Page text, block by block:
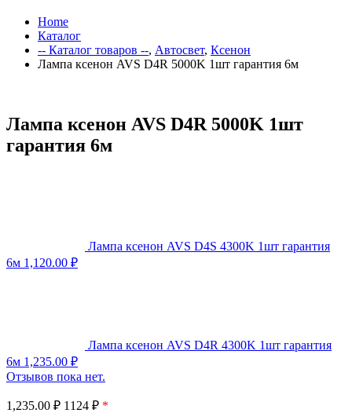
Home
Каталог
-- Каталог товаров --, Автосвет, Ксенон
Лампа ксенон AVS D4R 5000K 1шт гарантия 6м
Лампа ксенон AVS D4R 5000K 1шт
гарантия 6м
Лампа ксенон AVS D4S 4300K 1шт гарантия
6м 1,120.00 ₽
Лампа ксенон AVS D4R 4300K 1шт гарантия
6м 1,235.00 ₽
Отзывов пока нет.
1,235.00 ₽ 1124 ₽ *